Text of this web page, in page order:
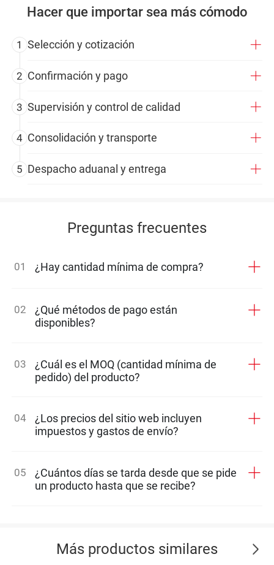
Hacer que importar sea más cómodo
1 Selección y cotización
2 Confirmación y pago
3 Supervisión y control de calidad
4 Consolidación y transporte
5 Despacho aduanal y entrega
Preguntas frecuentes
01 ¿Hay cantidad mínima de compra?
02
¿Qué métodos de pago están
disponibles?
03
¿Cuál es el MOQ (cantidad mínima de
pedido) del producto?
04
¿Los precios del sitio web incluyen
impuestos y gastos de envío?
05
¿Cuántos días se tarda desde que se pide
un producto hasta que se recibe?
Más productos similares